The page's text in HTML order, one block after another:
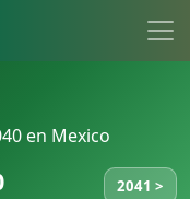
en Mexico
2041 >